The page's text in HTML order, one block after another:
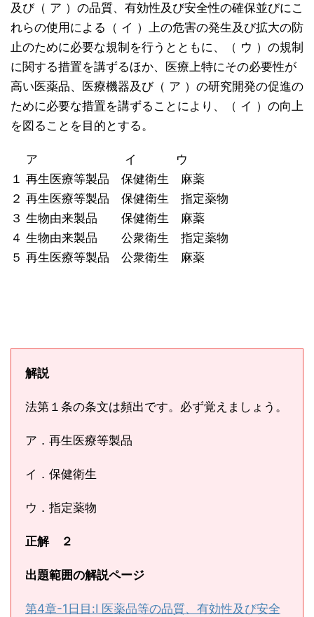
及び（ ア ）の品質、有効性及び安全性の確保並びにこ
れらの使用による（ イ ）上の危害の発生及び拡大の防
止のために必要な規制を行うとともに、（ ウ ）の規制
に関する措置を講ずるほか、医療上特にその必要性が
高い医薬品、医療機器及び（ ア ）の研究開発の促進の
ために必要な措置を講ずることにより、（ イ ）の向上
を図ることを目的とする。
ア イ ウ
１ 再生医療等製品 保健衛生 麻薬
２ 再生医療等製品 保健衛生 指定薬物
３ 生物由来製品 保健衛生 麻薬
４ 生物由来製品 公衆衛生 指定薬物
５ 再生医療等製品 公衆衛生 麻薬
解説
法第１条の条文は頻出です。必ず覚えましょう。
ア．再生医療等製品
イ．保健衛生
ウ．指定薬物
正解 ２
出題範囲の解説ページ
第4章-1日目:Ⅰ 医薬品等の品質、有効性及び安全